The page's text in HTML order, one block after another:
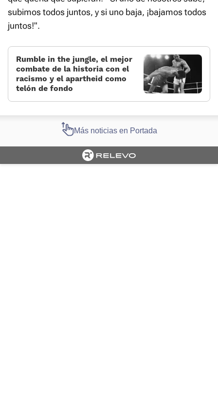
subimos todos juntos, y si uno baja, ¡bajamos todos
juntos!".
Rumble in the jungle, el mejor
combate de la historia con el
racismo y el apartheid como
telón de fondo
Más noticias en Portada